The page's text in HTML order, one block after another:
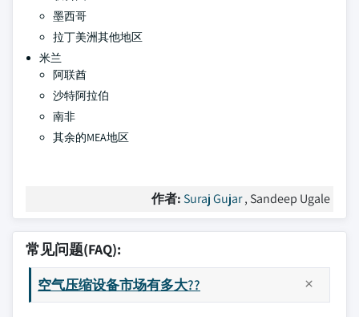
墨西哥
拉丁美洲其他地区
米兰
阿联酋
沙特阿拉伯
南非
其余的MEA地区
作者: Suraj Gujar, Sandeep Ugale
常见问题(FAQ):
空气压缩设备市场有多大??